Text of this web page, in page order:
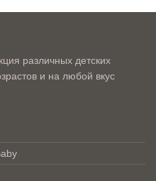
различных детских
и на любой вкус